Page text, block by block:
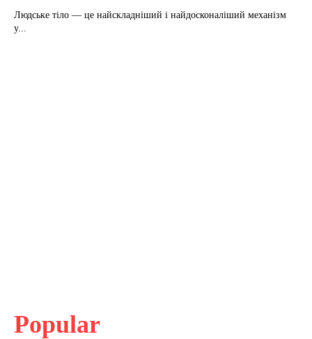
Людське тіло — це найскладніший і найдосконаліший механізм
у...
Popular